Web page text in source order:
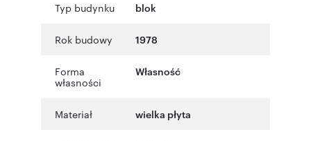
Typ budynku blok
Rok budowy 1978
Forma
własności
Własność
Materiał wielka płyta